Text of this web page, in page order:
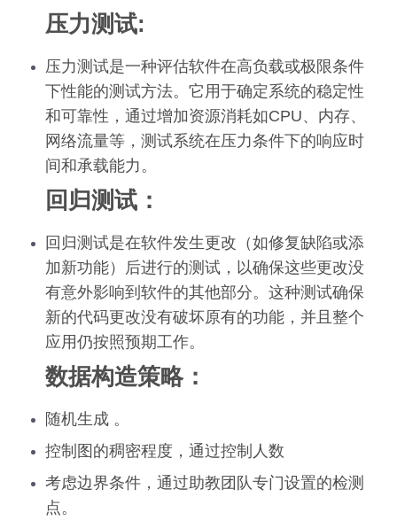
压力测试:
压力测试是一种评估软件在高负载或极限条件
下性能的测试方法。它用于确定系统的稳定性
和可靠性，通过增加资源消耗如CPU、内存、
网络流量等，测试系统在压力条件下的响应时
间和承载能力。
回归测试：
回归测试是在软件发生更改（如修复缺陷或添
加新功能）后进行的测试，以确保这些更改没
有意外影响到软件的其他部分。这种测试确保
新的代码更改没有破坏原有的功能，并且整个
应用仍按照预期工作。
数据构造策略：
随机生成 。
控制图的稠密程度，通过控制人数
考虑边界条件，通过助教团队专门设置的检测
点。